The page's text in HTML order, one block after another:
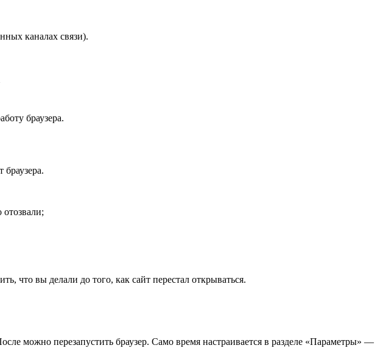
каналах связи).
браузера.
что вы делали до того, как сайт перестал открываться.
можно перезапустить браузер. Само время настраивается в разделе «Параметры» —